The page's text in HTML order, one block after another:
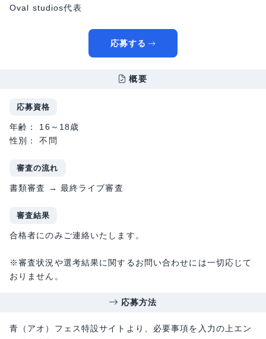
Oval studios代表
応募する
概要
応募資格
年齢： 16～18歳
性別： 不問
審査の流れ
書類審査 → 最終ライブ審査
審査結果
合格者にのみご連絡いたします。
※審査状況や選考結果に関するお問い合わせには一切応じて
おりません。
応募方法
青（アオ）フェス特設サイトより、必要事項を入力の上エン